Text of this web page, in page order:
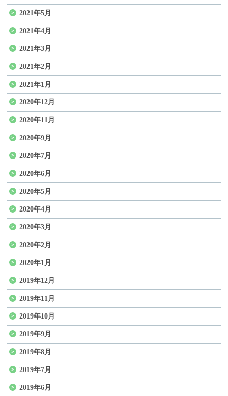
2021年5月
2021年4月
2021年3月
2021年2月
2021年1月
2020年12月
2020年11月
2020年9月
2020年7月
2020年6月
2020年5月
2020年4月
2020年3月
2020年2月
2020年1月
2019年12月
2019年11月
2019年10月
2019年9月
2019年8月
2019年7月
2019年6月